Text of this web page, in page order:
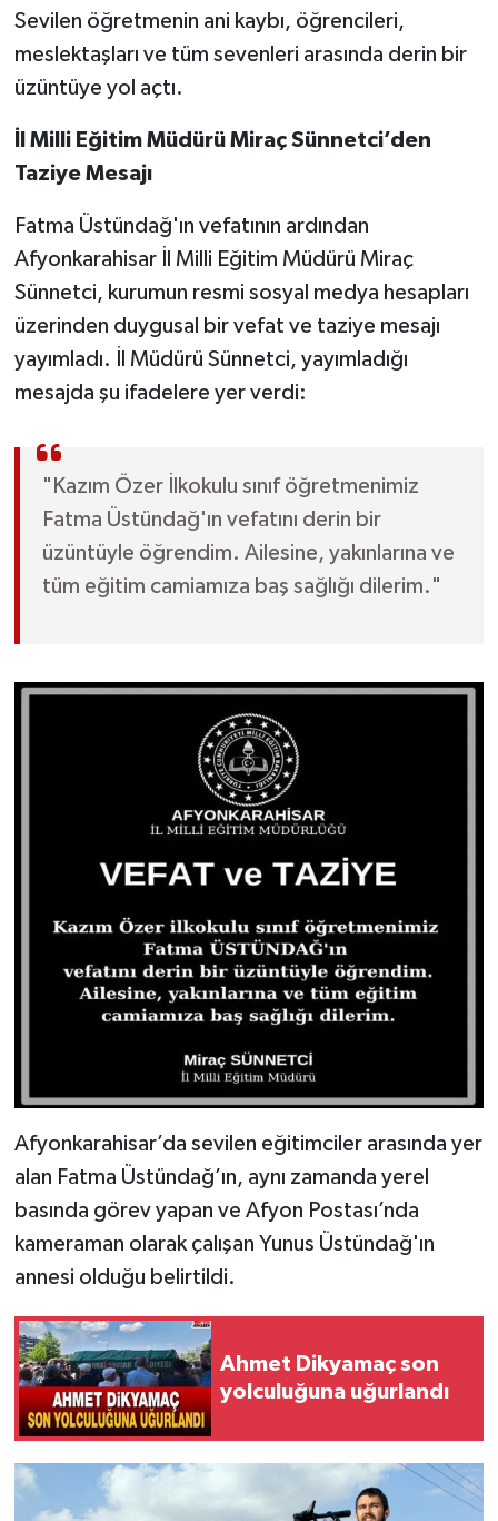
Sevilen öğretmenin ani kaybı, öğrencileri,
meslektaşları ve tüm sevenleri arasında derin bir
üzüntüye yol açtı.
İl Milli Eğitim Müdürü Miraç Sünnetci’den
Taziye Mesajı
Fatma Üstündağ'ın vefatının ardından
Afyonkarahisar İl Milli Eğitim Müdürü Miraç
Sünnetci, kurumun resmi sosyal medya hesapları
üzerinden duygusal bir vefat ve taziye mesajı
yayımladı. İl Müdürü Sünnetci, yayımladığı
mesajda şu ifadelere yer verdi:
"Kazım Özer İlkokulu sınıf öğretmenimiz
Fatma Üstündağ'ın vefatını derin bir
üzüntüyle öğrendim. Ailesine, yakınlarına ve
tüm eğitim camiamıza baş sağlığı dilerim."
Afyonkarahisar’da sevilen eğitimciler arasında yer
alan Fatma Üstündağ’ın, aynı zamanda yerel
basında görev yapan ve Afyon Postası’nda
kameraman olarak çalışan Yunus Üstündağ'ın
annesi olduğu belirtildi.
Ahmet Dikyamaç son
yolculuğuna uğurlandı